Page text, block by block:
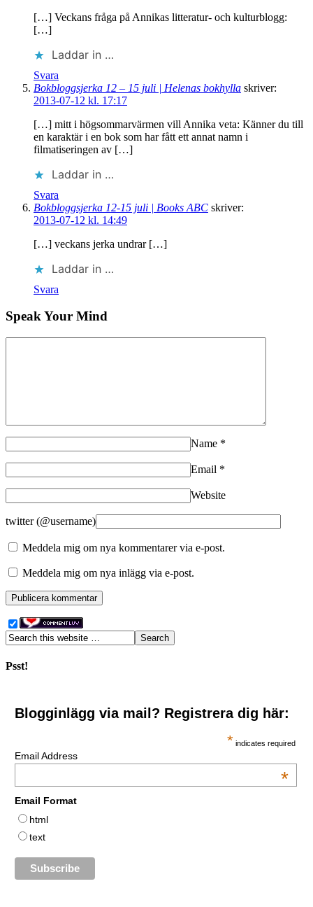
[…] Veckans fråga på Annikas litteratur- och kulturblogg:
[…]
Laddar in …
Svara
Bokbloggsjerka 12 – 15 juli | Helenas bokhylla skriver:
2013-07-12 kl. 17:17
[…] mitt i högsommarvärmen vill Annika veta: Känner du till
en karaktär i en bok som har fått ett annat namn i
filmatiseringen av […]
Laddar in …
Svara
Bokbloggsjerka 12-15 juli | Books ABC skriver:
2013-07-12 kl. 14:49
[…] veckans jerka undrar […]
Laddar in …
Svara
Speak Your Mind
Name *
Email *
Website
twitter (@username)
Meddela mig om nya kommentarer via e-post.
Meddela mig om nya inlägg via e-post.
Psst!
Blogginlägg via mail? Registrera dig här:
* indicates required
Email Address
*
Email Format
html
text